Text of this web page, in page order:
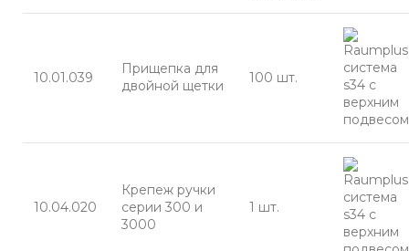
10.01.039
Прищепка для
двойной щетки
100 шт.
10.04.020
Крепеж ручки
серии 300 и
3000
1 шт.